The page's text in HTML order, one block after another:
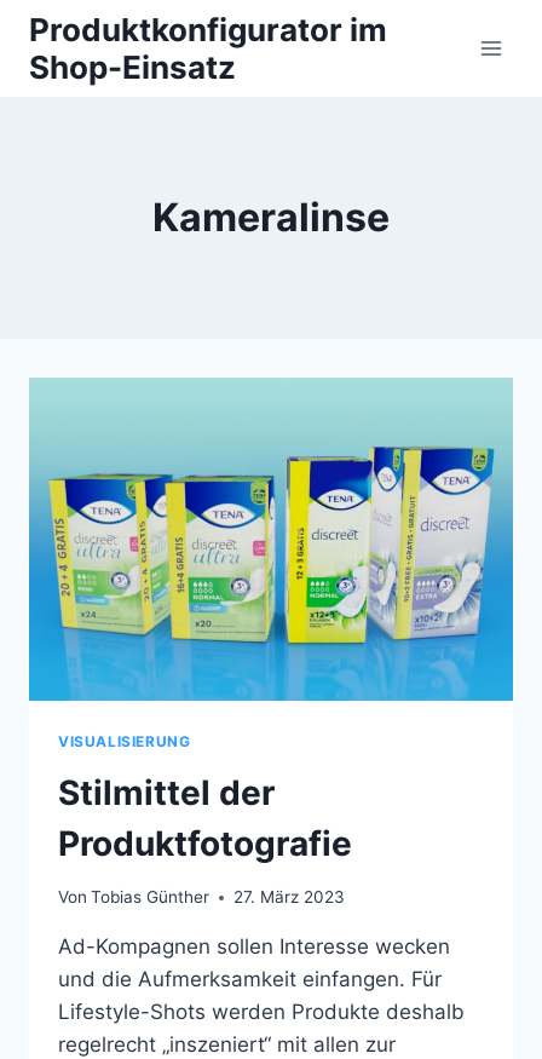
Zum
Inhalt
springen
Produktkonfigurator im
Shop-Einsatz
Kameralinse
VISUALISIERUNG
Stilmittel der
Produktfotografie
Von Tobias Günther 27. März 2023
Ad-Kompagnen sollen Interesse wecken
und die Aufmerksamkeit einfangen. Für
Lifestyle-Shots werden Produkte deshalb
regelrecht „inszeniert“ mit allen zur